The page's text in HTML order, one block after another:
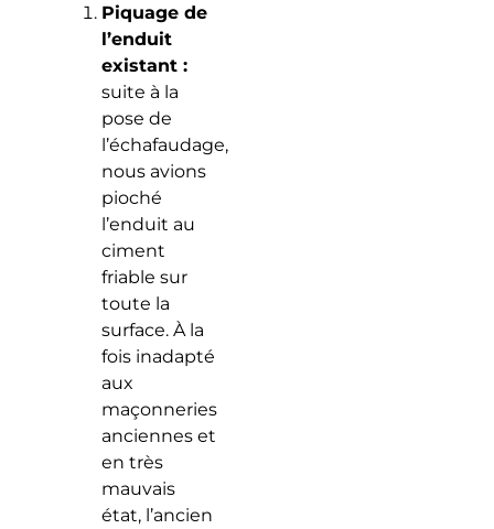
Piquage de
l’enduit
existant :
suite à la
pose de
l’échafaudage,
nous avions
pioché
l’enduit au
ciment
friable sur
toute la
surface. À la
fois inadapté
aux
maçonneries
anciennes et
en très
mauvais
état, l’ancien